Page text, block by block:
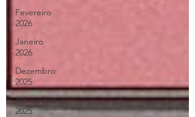
Fevereiro
2026
Janeiro
2026
Dezembro
2025
Novembro
2025